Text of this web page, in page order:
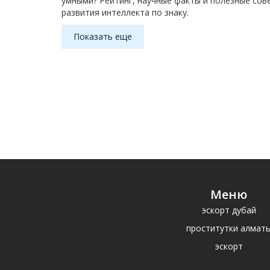
развития интеллекта по знаку.
Показать еще
Меню
эскорт дубай
проститутки
эскорт